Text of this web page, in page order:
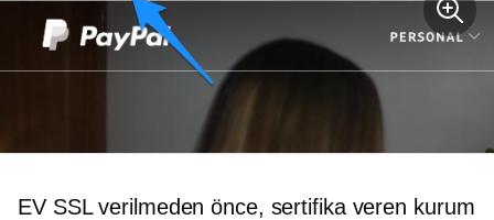
EV SSL verilmeden önce, sertifika veren kurum